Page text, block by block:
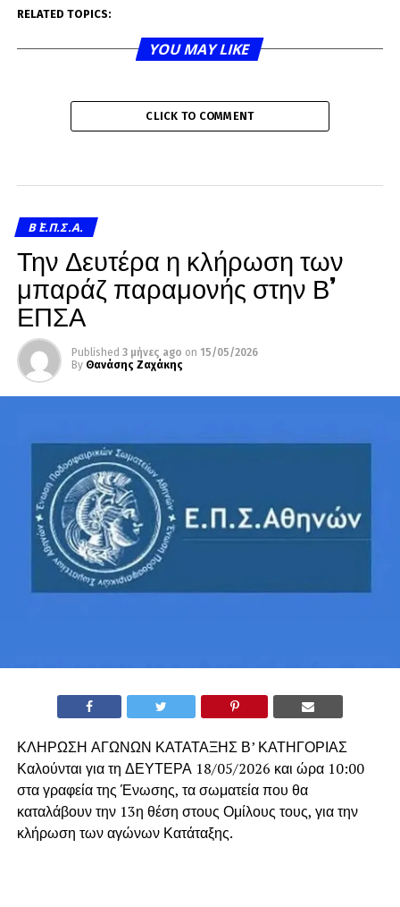
RELATED TOPICS:
YOU MAY LIKE
CLICK TO COMMENT
Β΄ Ε.Π.Σ.Α.
Την Δευτέρα η κλήρωση των
μπαράζ παραμονής στην Β’
ΕΠΣΑ
Published 3 μήνες ago on 15/05/2026
By Θανάσης Ζαχάκης
ΚΛΗΡΩΣΗ ΑΓΩΝΩΝ ΚΑΤΑΤΑΞΗΣ Β’ ΚΑΤΗΓΟΡΙΑΣ
Καλούνται για τη ΔΕΥΤΕΡΑ 18/05/2026 και ώρα 10:00
στα γραφεία της Ένωσης, τα σωματεία που θα
καταλάβουν την 13η θέση στους Ομίλους τους, για την
κλήρωση των αγώνων Κατάταξης.